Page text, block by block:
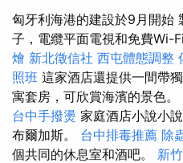
匈牙利海港的建設於9月開始
子，電纜平面電視和免費Wi-
燴 新北徵信社 西屯體態調整
照班 這家酒店還提供一間帶
寓套房，可欣賞海濱的景色。
台中手撥燙 家庭酒店小說小
布爾加斯。 台中排毒推薦 除
個共同的休息室和酒吧。 新